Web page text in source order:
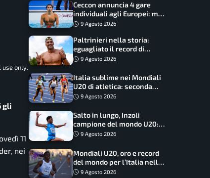
use only.
gli
11
nei
Ceccon annuncia 4 gare
individuali agli Europei: ma
c’è una grossa rinuncia
9 Agosto 2026
Paltrinieri nella storia:
eguagliato il record di
medaglie di Federica
9 Agosto 2026
Italia sublime nei Mondiali
U20 di atletica: seconda
dietro solo agli USA nel
9 Agosto 2026
Salto in lungo, Inzoli
campione del mondo U20:
basta un centimetro
9 Agosto 2026
Mondiali U20, oro e record
del mondo per l’Italia nella
4×100 mista: Doualla
9 Agosto 2026